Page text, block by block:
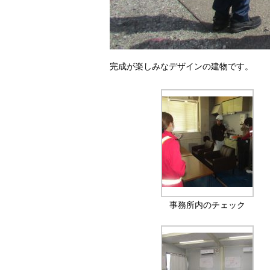
完成が楽しみなデザインの建物です。
事務所内のチェック